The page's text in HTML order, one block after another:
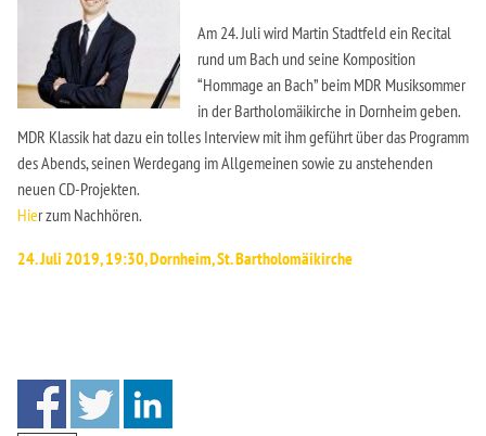
Am 24. Juli wird Martin Stadtfeld ein Recital
rund um Bach und seine Komposition
“Hommage an Bach” beim MDR Musiksommer
in der Bartholomäikirche in Dornheim geben.
MDR Klassik hat dazu ein tolles Interview mit ihm geführt über das Programm
des Abends, seinen Werdegang im Allgemeinen sowie zu anstehenden
neuen CD-Projekten.
Hier zum Nachhören.
24. Juli 2019, 19:30,Dornheim,St. Bartholomäikirche